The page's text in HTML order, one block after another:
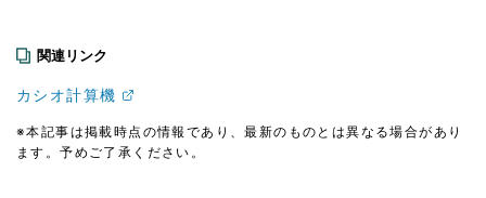
関連リンク
カシオ計算機
※本記事は掲載時点の情報であり、最新のものとは異なる場合があり
ます。予めご了承ください。